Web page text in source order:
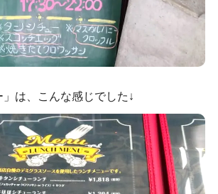
」は、こんな感じでした↓